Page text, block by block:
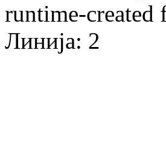
runtime-created
Линија: 2